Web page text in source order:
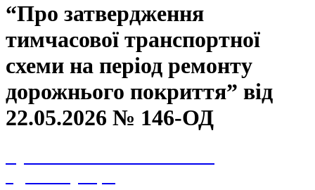
“Про затвердження
тимчасової транспортної
схеми на період ремонту
дорожнього покриття” від
22.05.2026 № 146-ОД